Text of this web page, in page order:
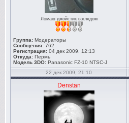
Ломаю джойстик взглядом
Группа: Модераторы
Сообщения: 762
Регистрация: 04 дек 2009, 12:13
Откуда: Пермь
Модель 3DO: Panasonic FZ-10 NTSC-J
22 дек 2009, 21:10
Denstan